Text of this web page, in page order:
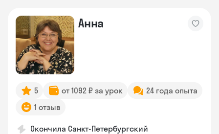
Анна
5 от 1092 ₽ за урок
24 года опыта
1 отзыв
Окончила Санкт-Петербургский